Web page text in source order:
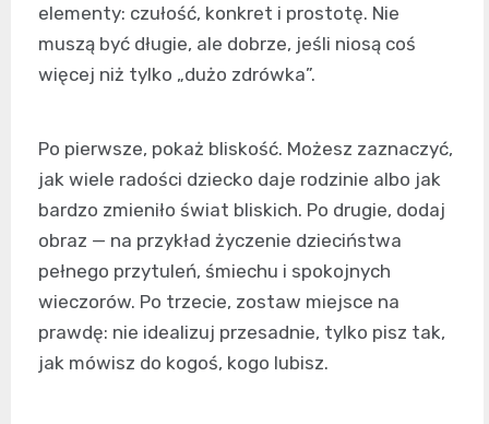
elementy: czułość, konkret i prostotę. Nie
muszą być długie, ale dobrze, jeśli niosą coś
więcej niż tylko „dużo zdrówka”.
Po pierwsze, pokaż bliskość. Możesz zaznaczyć,
jak wiele radości dziecko daje rodzinie albo jak
bardzo zmieniło świat bliskich. Po drugie, dodaj
obraz — na przykład życzenie dzieciństwa
pełnego przytuleń, śmiechu i spokojnych
wieczorów. Po trzecie, zostaw miejsce na
prawdę: nie idealizuj przesadnie, tylko pisz tak,
jak mówisz do kogoś, kogo lubisz.